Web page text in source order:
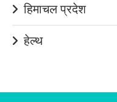
हिमाचल प्रदेश
हेल्थ